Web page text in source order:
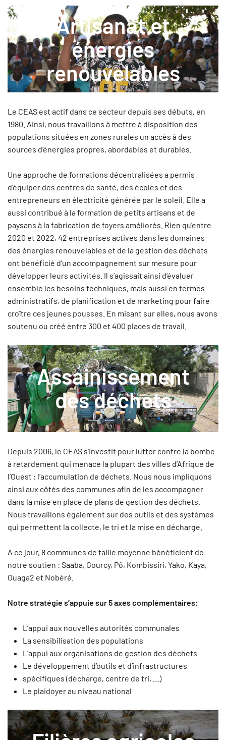
Artisanat et
énergies
renouvelables
Le CEAS est actif dans ce secteur depuis ses débuts, en
1980. Ainsi, nous travaillons à mettre à disposition des
populations situées en zones rurales un accès à des
sources d’énergies propres, abordables et durables.
Une approche de formations décentralisées a permis
d’équiper des centres de santé, des écoles et des
entrepreneurs en électricité générée par le soleil. Elle a
aussi contribué à la formation de petits artisans et de
paysans à la fabrication de foyers améliorés. Rien qu'entre
2020 et 2022, 42 entreprises actives dans les domaines
des énergies renouvelables et de la gestion des déchets
ont bénéficié d’un accompagnement sur mesure pour
développer leurs activités. Il s’agissait ainsi d’évaluer
ensemble les besoins techniques, mais aussi en termes
administratifs, de planification et de marketing pour faire
croître ces jeunes pousses. En misant sur elles, nous avons
soutenu ou créé entre 300 et 400 places de travail.
Assainissement
des déchets
Depuis 2006, le CEAS s’investit pour lutter contre la bombe
à retardement qui menace la plupart des villes d’Afrique de
l’Ouest : l’accumulation de déchets. Nous nous impliquons
ainsi aux côtés des communes afin de les accompagner
dans la mise en place de plans de gestion des déchets.
Nous travaillons également sur des outils et des systèmes
qui permettent la collecte, le tri et la mise en décharge.
A ce jour, 8 communes de taille moyenne bénéficient de
notre soutien : Saaba, Gourcy, Pô, Kombissiri, Yako, Kaya,
Ouaga2 et Nobéré.
Notre stratégie s’appuie sur 5 axes complémentaires:
L’appui aux nouvelles autorités communales
La sensibilisation des populations
L’appui aux organisations de gestion des déchets
Le développement d’outils et d’infrastructures
spécifiques (décharge, centre de tri, …)
Le plaidoyer au niveau national